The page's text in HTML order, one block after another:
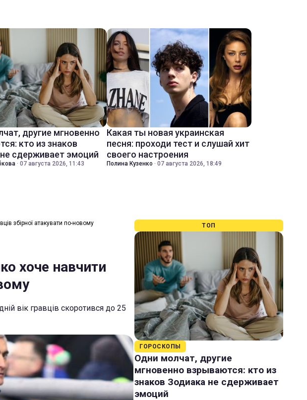
другие мгновенно
кто из знаков
сдерживает эмоций
· 07 августа 2026, 11:43
Какая ты новая украинская
песня: проходи тест и слушай хит
своего настроения
Полина Кузенко · 07 августа 2026, 18:49
збірної атакувати по-новому
хоче навчити
вік гравців скоротився до 25
ТОП
ГОРОСКОПЫ
Одни молчат, другие
мгновенно взрываются: кто из
знаков Зодиака не сдерживает
эмоций